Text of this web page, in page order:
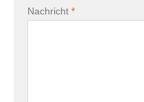
Nachricht *